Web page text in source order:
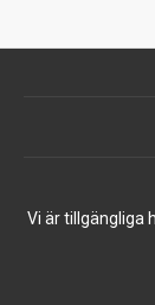
Vi är tillgängliga